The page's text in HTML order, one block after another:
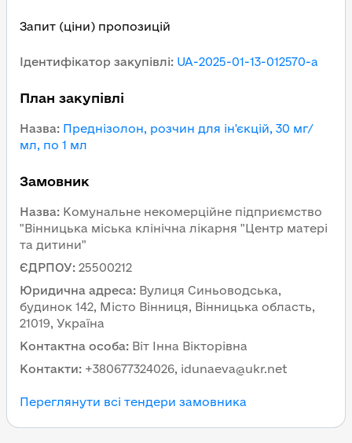
Запит (ціни) пропозицій
Ідентифікатор закупівлі: UA-2025-01-13-012570-a
План закупівлі
Назва: Преднізолон, розчин для ін'єкцій, 30 мг/
мл, по 1 мл
Замовник
Назва: Комунальне некомерційне підприємство
"Вінницька міська клінічна лікарня "Центр матері
та дитини"
ЄДРПОУ: 25500212
Юридична адреса: Вулиця Синьоводська,
будинок 142, Місто Вінниця, Вінницька область,
21019, Україна
Контактна особа: Віт Інна Вікторівна
Контакти: +380677324026, idunaeva@ukr.net
Переглянути всі тендери замовника